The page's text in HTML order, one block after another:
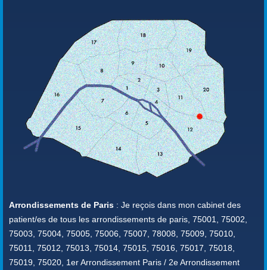
Arrondissements de Paris : Je reçois dans mon cabinet des
patient/es de tous les arrondissements de paris, 75001, 75002,
75003, 75004, 75005, 75006, 75007, 78008, 75009, 75010,
75011, 75012, 75013, 75014, 75015, 75016, 75017, 75018,
75019, 75020, 1er Arrondissement Paris / 2e Arrondissement